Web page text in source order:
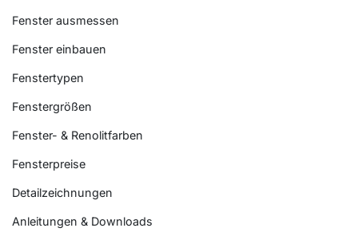
Fenster ausmessen
Fenster einbauen
Fenstertypen
Fenstergrößen
Fenster- & Renolitfarben
Fensterpreise
Detailzeichnungen
Anleitungen & Downloads